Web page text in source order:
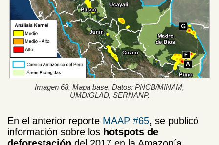
Imagen 68. Mapa base. Datos: PNCB/MINAM,
UMD/GLAD, SERNANP.
En el anterior reporte MAAP #65, se publicó
información sobre los hotspots de